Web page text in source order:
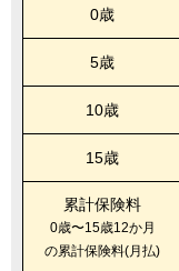
0歳
5歳
10歳
15歳
累計保険料
0歳〜15歳12か月
の累計保険料(月払)